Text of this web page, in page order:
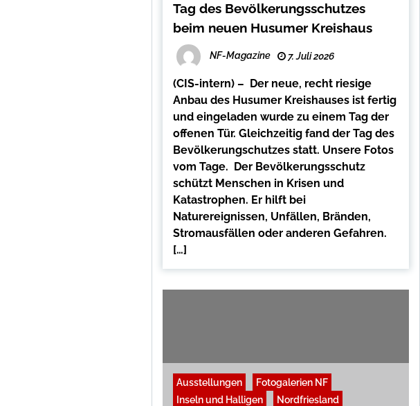
Tag des Bevölkerungsschutzes
beim neuen Husumer Kreishaus
NF-Magazine 7. Juli 2026
(CIS-intern) – Der neue, recht riesige
Anbau des Husumer Kreishauses ist fertig
und eingeladen wurde zu einem Tag der
offenen Tür. Gleichzeitig fand der Tag des
Bevölkerungschutzes statt. Unsere Fotos
vom Tage. Der Bevölkerungsschutz
schützt Menschen in Krisen und
Katastrophen. Er hilft bei
Naturereignissen, Unfällen, Bränden,
Stromausfällen oder anderen Gefahren.
[…]
Ausstellungen
Fotogalerien NF
Inseln und Halligen
Nordfriesland